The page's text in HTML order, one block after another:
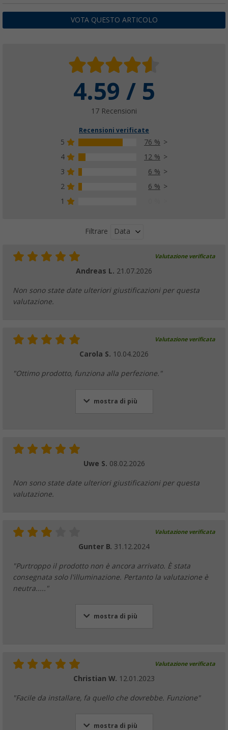
VOTA QUESTO ARTICOLO
4.59 / 5
17 Recensioni
Recensioni verificate
5
76 %
4
12 %
3
6 %
2
6 %
1
Filtrare Data
Valutazione verificata
Andreas L. 21.07.2026
Non sono state date ulteriori giustificazioni per questa
valutazione.
Valutazione verificata
Carola S. 10.04.2026
"Ottimo prodotto, funziona alla perfezione."
mostra di più
Uwe S. 08.02.2026
Non sono state date ulteriori giustificazioni per questa
valutazione.
Valutazione verificata
Gunter B. 31.12.2024
"Purtroppo il prodotto non è ancora arrivato. È stata
consegnata solo l'illuminazione. Pertanto la valutazione è
neutra....."
mostra di più
Valutazione verificata
Christian W. 12.01.2023
"Facile da installare, fa quello che dovrebbe. Funzione"
mostra di più